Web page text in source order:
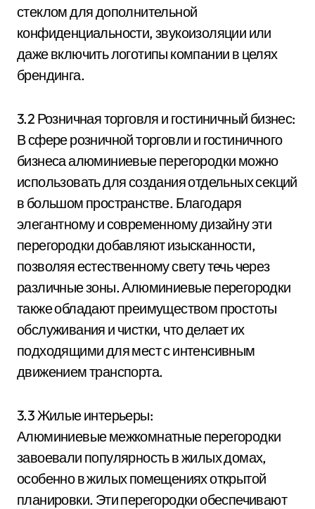
стеклом для дополнительной
конфиденциальности, звукоизоляции или
даже включить логотипы компании в целях
брендинга.
3.2 Розничная торговля и гостиничный бизнес:
В сфере розничной торговли и гостиничного
бизнеса алюминиевые перегородки можно
использовать для создания отдельных секций
в большом пространстве. Благодаря
элегантному и современному дизайну эти
перегородки добавляют изысканности,
позволяя естественному свету течь через
различные зоны. Алюминиевые перегородки
также обладают преимуществом простоты
обслуживания и чистки, что делает их
подходящими для мест с интенсивным
движением транспорта.
3.3 Жилые интерьеры:
Алюминиевые межкомнатные перегородки
завоевали популярность в жилых домах,
особенно в жилых помещениях открытой
планировки. Эти перегородки обеспечивают